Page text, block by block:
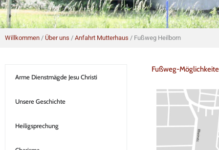
Willkommen / Über uns / Anfahrt Mutterhaus / Fußweg Heilborn
Arme Dienstmägde Jesu Christi
Unsere Geschichte
Heiligsprechung
Fußweg-